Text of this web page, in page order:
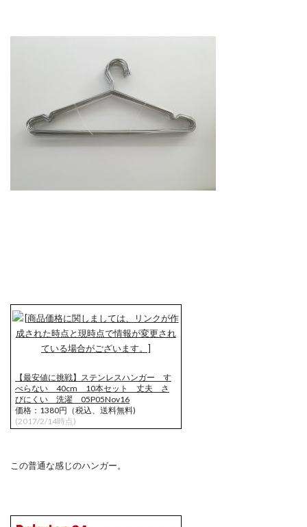
【最安値に挑戦】ステンレスハンガー す
べらない 40cm 10本セット 丈夫 さ
びにくい 洗濯 05P05Nov16
価格：1380円（税込、送料無料)
(2017/2/14時点)
この普通な感じのハンガー。